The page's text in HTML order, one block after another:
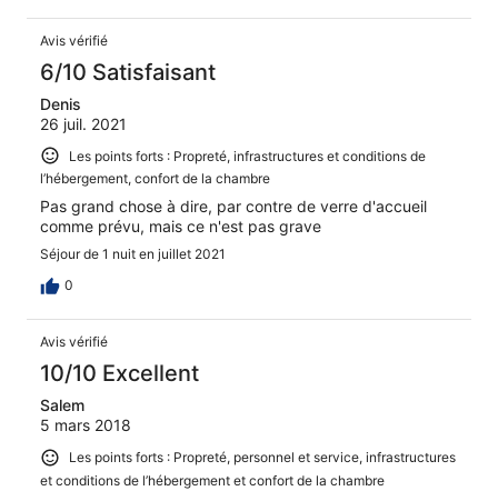
Avis vérifié
6/10 Satisfaisant
Denis
26 juil. 2021
Les points forts : Propreté, infrastructures et conditions de
l’hébergement, confort de la chambre
Pas grand chose à dire, par contre de verre d'accueil
comme prévu, mais ce n'est pas grave
Séjour de 1 nuit en juillet 2021
0
Avis vérifié
10/10 Excellent
Salem
5 mars 2018
Les points forts : Propreté, personnel et service, infrastructures
et conditions de l’hébergement et confort de la chambre